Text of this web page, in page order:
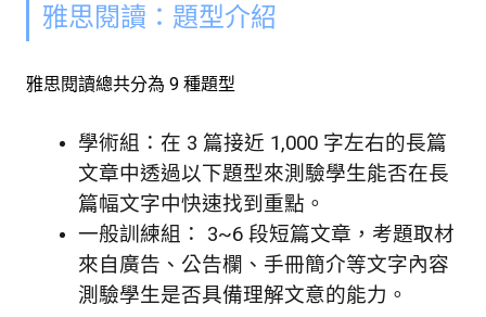
雅思閱讀：題型介紹
雅思閱讀總共分為 9 種題型
學術組：在 3 篇接近 1,000 字左右的長篇
文章中透過以下題型來測驗學生能否在長
篇幅文字中快速找到重點。
一般訓練組： 3~6 段短篇文章，考題取材
來自廣告、公告欄、手冊簡介等文字內容
測驗學生是否具備理解文意的能力。